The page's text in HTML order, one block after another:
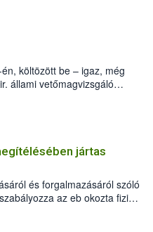
költözött be – igaz, még
állami vetőmagvizsgáló
alatti, Czigler Győző által
jártas
és forgalmazásáról szóló
az eb okozta fizikai
felmerülő
eb tartását és annak